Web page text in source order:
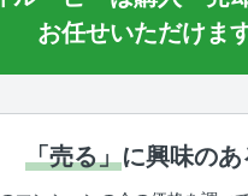
お任せいただけま
「売る」に興味の